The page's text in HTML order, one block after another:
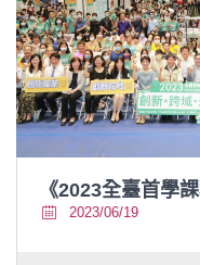
《2023全臺首學
2023/06/19